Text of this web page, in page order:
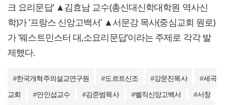
크 요리문답’ ▲김효남 교수(총신대신학대학원 역사신
학)가 ‘프랑스 신앙고백서’ ▲서문강 목사(중심교회 원로)
가 ‘웨스트민스터 대,소요리문답’이라는 주제로 각각 발
제했다.
#한국개혁주의설교연구원 #도르트신조 #강문진목사 #세곡
교회
#안인섭교수 #김준범목사 #벨직신앙고백서 #서창